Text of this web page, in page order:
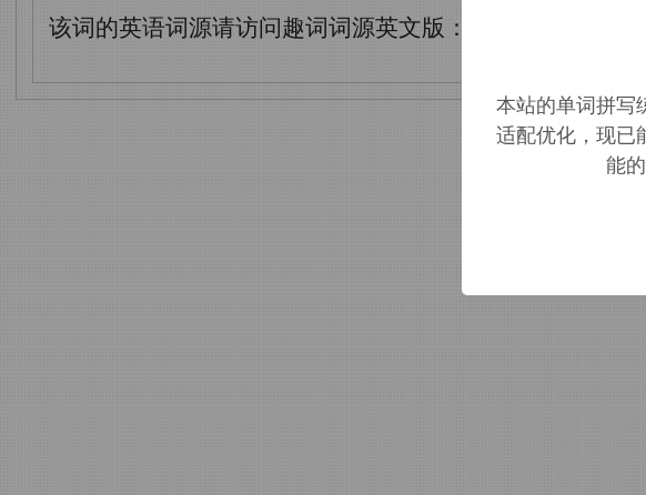
该词的英语词源请访问趣词词源英文版：
本站的单词拼写
适配优化，现已
能